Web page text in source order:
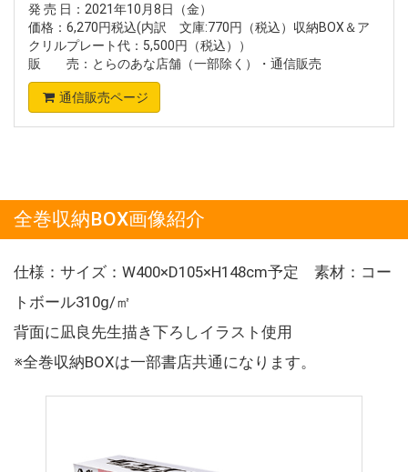
発 売 日：2021年10月8日（金）
価格：6,270円税込(内訳 文庫:770円（税込）収納BOX＆ア
クリルプレート代：5,500円（税込））
販 売：とらのあな店舗（一部除く）・通信販売
通信販売ページ
全巻収納BOX画像紹介
仕様：サイズ：W400×D105×H148cm予定 素材：コー
トボール310g/㎡
背面に凪良先生描き下ろしイラスト使用
※全巻収納BOXは一部書店共通になります。